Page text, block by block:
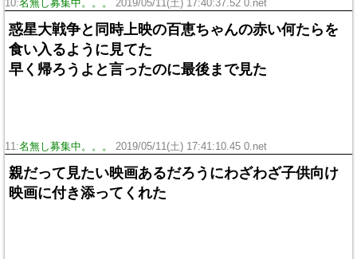
10:名無し募集中。。。 2019/05/11(土) 17:40:37.52 0.net
惑星大戦争と同時上映の百恵ちゃんの赤い何たらを
食い入るように見てた
早く帰ろうよと言ったのに最後まで見た
11:名無し募集中。。。 2019/05/11(土) 17:41:10.45 0.net
親だって見たい映画あるだろうにわざわざ子供向け
映画に付き添ってくれた